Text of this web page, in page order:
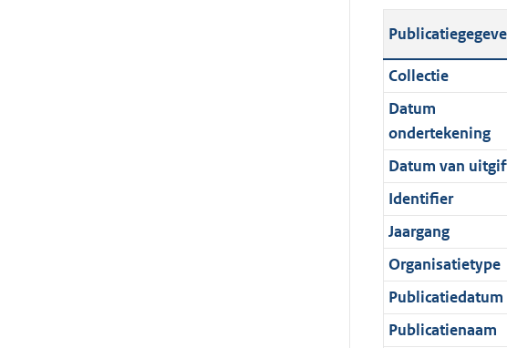
l
i
c
a
t
i
e
i
n
f
o
r
m
o
t
t
:
8
4
K
b
Collectie
Datum
ondertekening
Datum van
Identifier
Jaargang
Organisatietype
Publicatiedatum
Publicatienaam